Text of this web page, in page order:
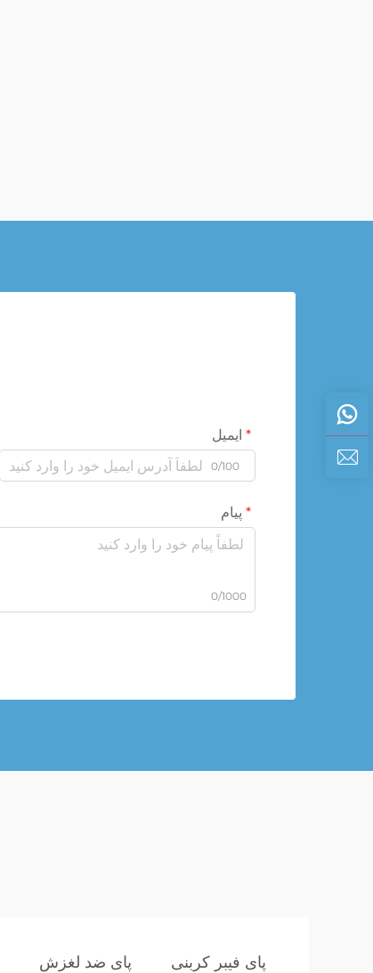
ایمیل
0/100
پیام
0/1000
پای فیبر کربنی پای ضد لغزش